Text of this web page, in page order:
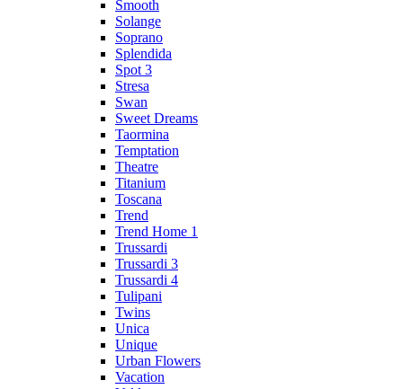
Smooth
Solange
Soprano
Splendida
Spot 3
Stresa
Swan
Sweet Dreams
Taormina
Temptation
Theatre
Titanium
Toscana
Trend
Trend Home 1
Trussardi
Trussardi 3
Trussardi 4
Tulipani
Twins
Unica
Unique
Urban Flowers
Vacation